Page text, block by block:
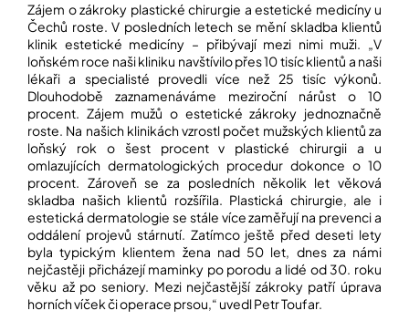
Zájem o zákroky plastické chirurgie a estetické medicíny u
Čechů roste. V posledních letech se mění skladba klientů
klinik estetické medicíny – přibývají mezi nimi muži. „V
loňském roce naši kliniku navštívilo přes 10 tisíc klientů a naši
lékaři a specialisté provedli více než 25 tisíc výkonů.
Dlouhodobě zaznamenáváme meziroční nárůst o 10
procent. Zájem mužů o estetické zákroky jednoznačně
roste. Na našich klinikách vzrostl počet mužských klientů za
loňský rok o šest procent v plastické chirurgii a u
omlazujících dermatologických procedur dokonce o 10
procent. Zároveň se za posledních několik let věková
skladba našich klientů rozšířila. Plastická chirurgie, ale i
estetická dermatologie se stále více zaměřují na prevenci a
oddálení projevů stárnutí. Zatímco ještě před deseti lety
byla typickým klientem žena nad 50 let, dnes za námi
nejčastěji přicházejí maminky po porodu a lidé od 30. roku
věku až po seniory. Mezi nejčastější zákroky patří úprava
horních víček či operace prsou,“ uvedl Petr Toufar.